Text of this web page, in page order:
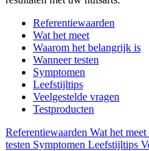
Referentiewaarden
Wat het meet
Waarom het belangrijk is
Wanneer testen
Symptomen
Leefstijltips
Veelgestelde vragen
Testproducten
Referentiewaarden Wat het meet
testen Symptomen Leefstijltips